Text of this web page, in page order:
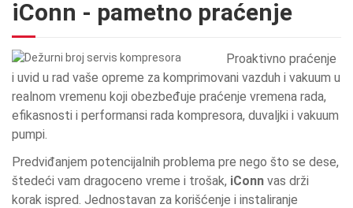
iConn - pametno praćenje
Proaktivno praćenje
i uvid u rad vaše opreme za komprimovani vazduh i vakuum u
realnom vremenu koji obezbeđuje praćenje vremena rada,
efikasnosti i performansi rada kompresora, duvaljki i vakuum
pumpi.
Predviđanjem potencijalnih problema pre nego što se dese,
štedeći vam dragoceno vreme i trošak, iConn vas drži
korak ispred. Jednostavan za korišćenje i instaliranje